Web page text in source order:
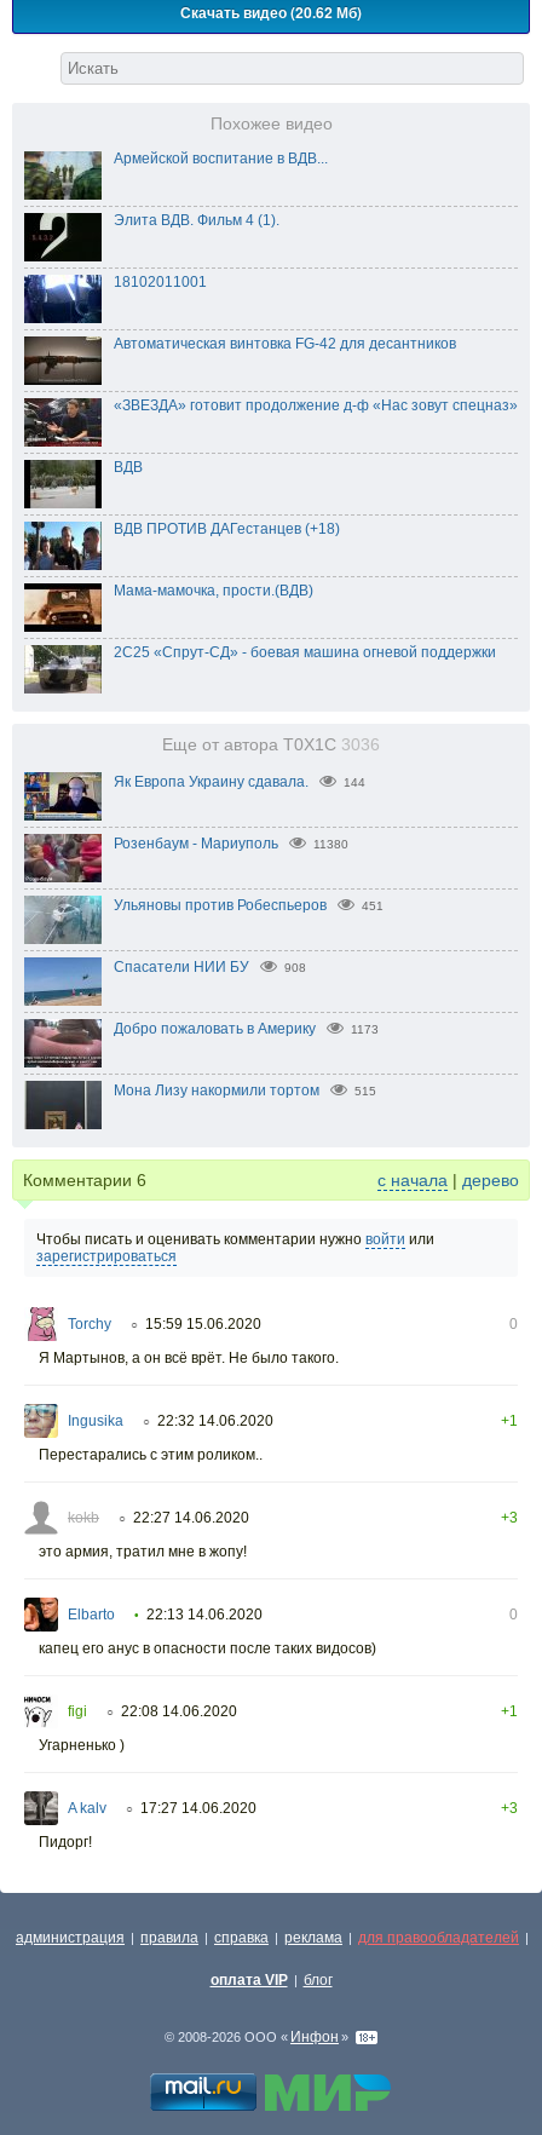
Скачать видео (20.62 Мб)
Похожее видео
Армейской воспитание в ВДВ...
Элита ВДВ. Фильм 4 (1).
18102011001
Автоматическая винтовка FG-42 для десантников
«ЗВЕЗДА» готовит продолжение д-ф «Нас зовут спецназ»
ВДВ
ВДВ ПРОТИВ ДАГестанцев (+18)
Мама-мамочка, прости.(ВДВ)
2С25 «Спрут-СД» - боевая машина огневой поддержки
Еще от автора T0X1C 3036
Як Европа Украину сдавала. 144
Розенбаум - Мариуполь 11380
Ульяновы против Робеспьеров 451
Спасатели НИИ БУ 908
Добро пожаловать в Америку 1173
Мона Лизу накормили тортом 515
Комментарии 6 с начала | дерево
Чтобы писать и оценивать комментарии нужно войти или
зарегистрироваться
Torchy ○ 15:59 15.06.2020
0
Я Мартынов, а он всё врёт. Не было такого.
Ingusika ○ 22:32 14.06.2020
+1
Перестарались с этим роликом..
kokb ○ 22:27 14.06.2020
+3
это армия, тратил мне в жопу!
Elbarto • 22:13 14.06.2020
0
капец его анус в опасности после таких видосов)
figi ○ 22:08 14.06.2020
+1
Угарненько )
A kalv ○ 17:27 14.06.2020
+3
Пидорг!
администрация | правила | справка | реклама | для правообладателей |
оплата VIP | блог
© 2008-2026 ООО « Инфон »